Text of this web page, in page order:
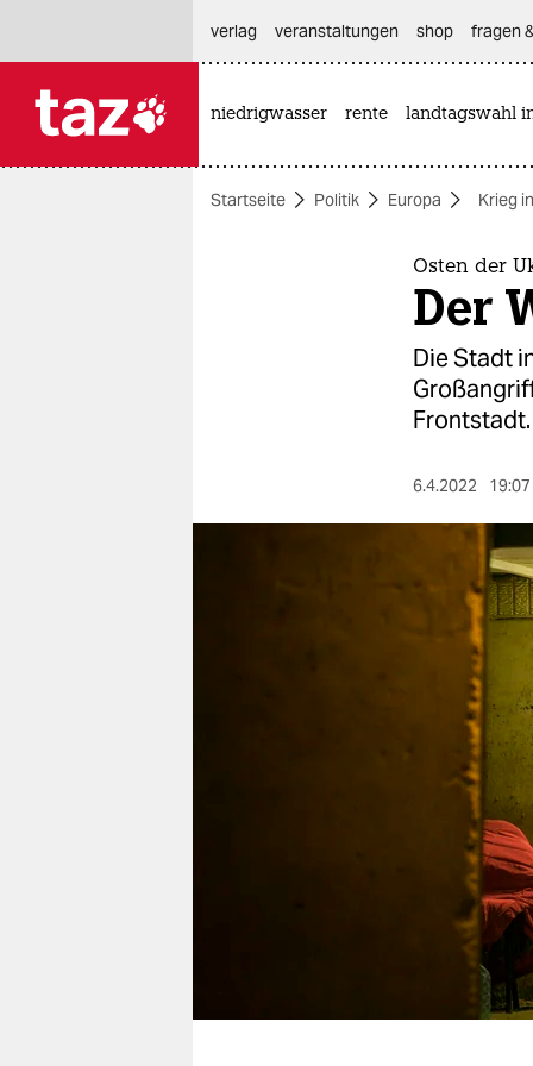
themen
genossenschaft
verlag
veranstaltungen shop fragen
niedrigwasser rente landtagswahl
Startseite Politik Europa Krieg
Osten der
Der
Die Stadt
Frontstadt.
6.4.2022